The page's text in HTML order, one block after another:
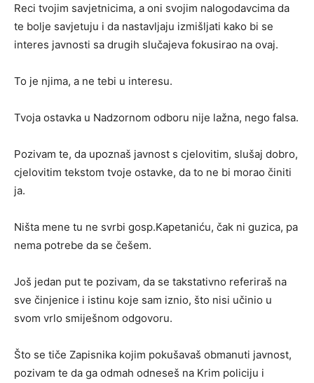
Reci tvojim savjetnicima, a oni svojim nalogodavcima da
te bolje savjetuju i da nastavljaju izmišljati kako bi se
interes javnosti sa drugih slučajeva fokusirao na ovaj.
To je njima, a ne tebi u interesu.
Tvoja ostavka u Nadzornom odboru nije lažna, nego falsa.
Pozivam te, da upoznaš javnost s cjelovitim, slušaj dobro,
cjelovitim tekstom tvoje ostavke, da to ne bi morao činiti
ja.
Ništa mene tu ne svrbi gosp.Kapetaniću, čak ni guzica, pa
nema potrebe da se češem.
Još jedan put te pozivam, da se takstativno referiraš na
sve činjenice i istinu koje sam iznio, što nisi učinio u
svom vrlo smiješnom odgovoru.
Što se tiče Zapisnika kojim pokušavaš obmanuti javnost,
pozivam te da ga odmah odneseš na Krim policiju i